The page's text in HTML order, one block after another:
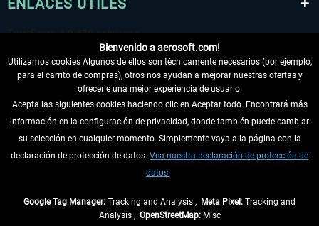
ENLACES ÚTILES
DESISTIR DEL CONTRATO
INFORMACIÓN
Bienvenido a aerosoft.com!
Utilizamos cookies Algunos de ellos son técnicamente necesarios (por ejemplo,
para el carrito de compras), otros nos ayudan a mejorar nuestras ofertas y
ofrecerle una mejor experiencia de usuario.
Acepta las siguientes cookies haciendo clic en Aceptar todo. Encontrará más
información en la configuración de privacidad, donde también puede cambiar
su selección en cualquier momento. Simplemente vaya a la página con la
declaración de protección de datos. Vea nuestra declaración de protección de
datos.
Google Tag Manager: Tracking and Analysis , Meta Pixel: Tracking and
Analysis , OpenStreetMap:Misc